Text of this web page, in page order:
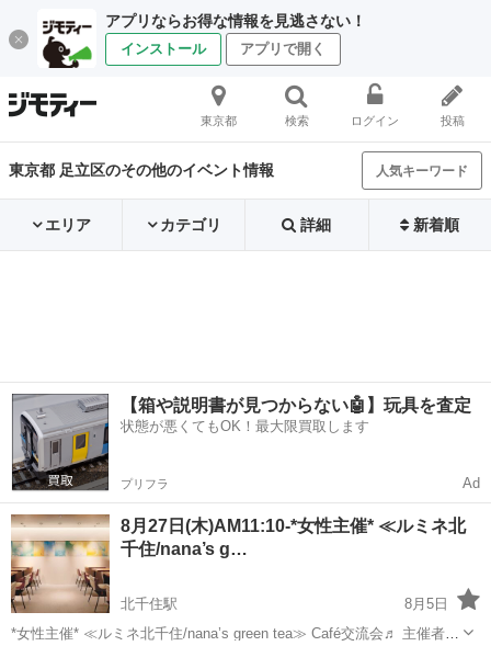
アプリならお得な情報を見逃さない！
インストール アプリで開く
東京都 検索 ログイン 投稿
東京都 足立区のその他のイベント情報 人気キーワード
エリア カテゴリ 詳細 新着順
【箱や説明書が見つからない🤖】玩具を査定
状態が悪くてもOK！最大限買取します
プリフラ Ad
8月27日(木)AM11:10-*女性主催* ≪ルミネ北
千住/nana’s g…
北千住駅
8月5日
*女性主催* ≪ルミネ北千住/nana’s green tea≫ Café交流会♬ 主催者は